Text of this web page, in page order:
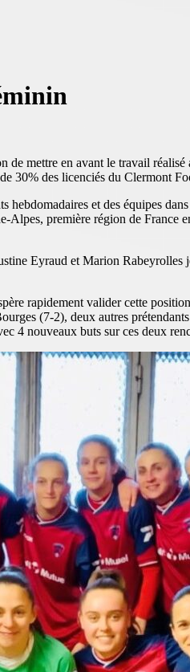
de mettre en avant le travail
30% des licenciés du Clermont
et des équipes
première région de France
Eyraud et Marion
rapidement valider cette
(7-2), deux autres
4 nouveaux buts sur ces deux